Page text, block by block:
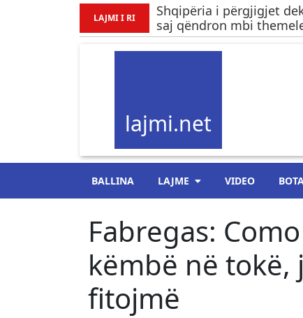
LAJMI I RI
Shqipëria i përgjigjet
saj qëndron mbi
lajmi.net
BALLINA LAJME VIDEO
Fabregas:
këmbë në tokë,
fitojmë